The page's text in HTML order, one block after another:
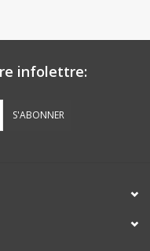
infolettre:
S'ABONNER